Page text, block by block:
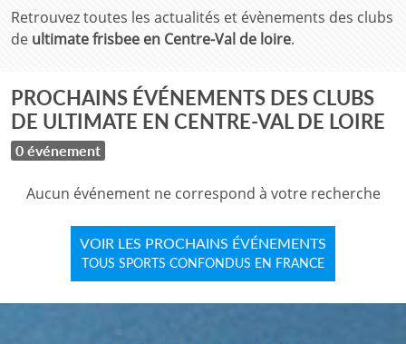
Retrouvez toutes les actualités et évènements des clubs
de ultimate frisbee en Centre-Val de loire.
PROCHAINS ÉVÉNEMENTS DES CLUBS
DE ULTIMATE EN CENTRE-VAL DE LOIRE
0 événement
Aucun événement ne correspond à votre recherche
VOIR LES PROCHAINS ÉVÉNEMENTS
TOUS SPORTS CONFONDUS EN FRANCE